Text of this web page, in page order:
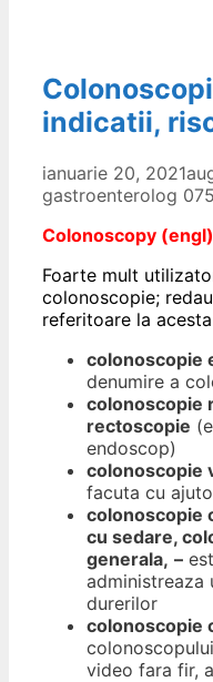
indicatii,
ianuarie 20, 2021
gastroenterolog
Colonoscopy (engl)
Foarte mult
colonoscopie;
referitoare la
colonoscopie
denumire a
colonoscopie
rectoscopie
endoscop)
colonoscopie
facuta cu
colonoscopie
cu sedare,
generala, –
administreaza
durerilor
colonoscopie
video fara fir,